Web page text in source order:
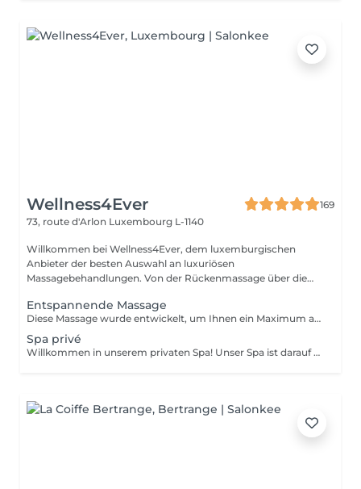
Wellness4Ever
169
73, route d'Arlon Luxembourg L-1140
Willkommen bei Wellness4Ever, dem luxemburgischen
Anbieter der besten Auswahl an luxuriösen
Massagebehandlungen. Von der Rückenmassage über die
Entspannende Massage
Diese Massage wurde entwickelt, um Ihnen ein Maximum an Entspannung zu bieten. Sie löst Verspannungen, verbessert die Durchblutung und durchflutet Ihren Körper mit Ruhe und Gelassenheit.
Spa privé
Willkommen in unserem privaten Spa! Unser Spa ist darauf ausgerichtet, Ihnen ein entspannendes und verjüngendes Erlebnis zu bieten. Ihr Paket beinhaltet: Hammam: Unser traditionelles türkisches Bad wird Ihnen ein erfrischendes und belebendes Gefühl geben. Die dampfige Umgebung ist ideal zum Entspannen und Entgiften Ihrer Haut. Sauna: Unsere Sauna hilft Ihnen, alle Giftstoffe aus Ihrem Körper zu schwitzen und Muskelverspannungen zu lösen. Whirlpool: Unser geräumiger Whirlpool ist der perfekte Ort, um sich zu entspannen und im warmen, sprudelnden Wasser zu baden. Handtücher: Wir stellen Ihnen hochwertige Handtücher zur Verfügung, damit Sie sich während Ihres Besuchs wohl fühlen. Gereinigtes Wasser mit Früchten: Bleiben Sie hydriert mit unserem gereinigten Wasser, das mit frischen Früchten angereichert ist. Eine Flasche Champagner: Nippen Sie an einer kostenlosen Flasche Champagner, während Sie in unserem Spa entspannen. Zwei einstündige Massagen: Unsere erfahrenen Massagetherapeuten bieten Ihnen eine wohltuende Massage, die alle Verspannungen löst und Sie völlig entspannt zurücklässt. Unser privates Spa ist der perfekte Ort, um dem Alltagsstress zu entfliehen und sich die dringend benötigte Verwöhnung zu gönnen. Wir sorgen dafür, dass Ihr Besuch zu einem unvergesslichen Erlebnis wird. Für weitere Informationen und / oder Buchungen können Sie uns gerne kontaktieren: infowellness4ever@gmail.com